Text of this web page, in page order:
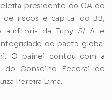
presidente do CA do
riscos e capital do BB,
da Tupy S/ A e
do pacto global
O painel contou com a
do Conselho Federal de
Pereira Lima.